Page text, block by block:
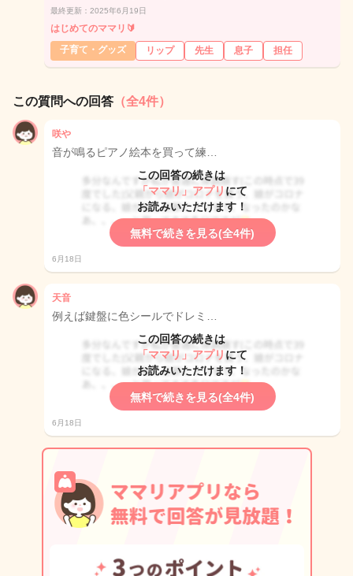
最終更新：2025年6月19日
はじめてのママリ🔰
子育て・グッズ
リップ 先生 息子 担任
この質問への回答 （全4件）
咲や
音が鳴るピアノ絵本を買って練…
この回答の続きは
「ママリ」アプリ にて
お読みいただけます！
無料で続きを見る(全4件)
6月18日
天音
例えば鍵盤に色シールでドレミ…
この回答の続きは
「ママリ」アプリ にて
お読みいただけます！
無料で続きを見る(全4件)
6月18日